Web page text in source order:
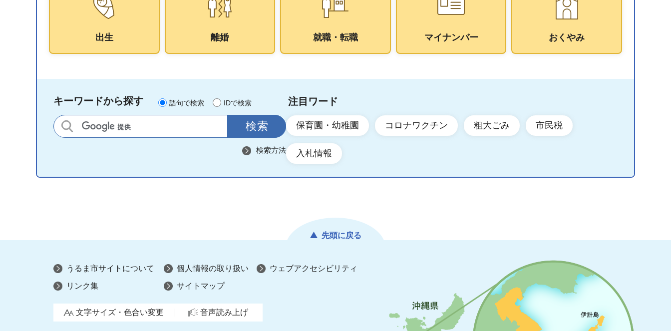
出生 離婚 就職・転職 マイナンバー おくやみ
キーワードから探す 語句で検索 IDで検索
サイト内検索
検索方法
注目ワード
保育園・幼稚園 コロナワクチン 粗大ごみ 市民税
入札情報
先頭に戻る
うるま市サイトについて 個人情報の取り扱い ウェブアクセシビリティ
リンク集 サイトマップ
文字サイズ・色合い変更 音声読み上げ